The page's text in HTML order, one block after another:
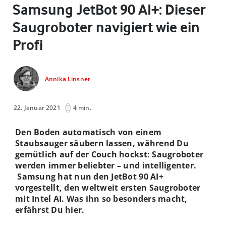
Samsung JetBot 90 AI+: Dieser
Saugroboter navigiert wie ein
Profi
Annika Linsner
22. Januar 2021 4 min.
Den Boden automatisch von einem
Staubsauger säubern lassen, während Du
gemütlich auf der Couch hockst: Saugroboter
werden immer beliebter – und intelligenter.
Samsung hat nun den JetBot 90 AI+
vorgestellt, den weltweit ersten Saugroboter
mit Intel AI. Was ihn so besonders macht,
erfährst Du hier.